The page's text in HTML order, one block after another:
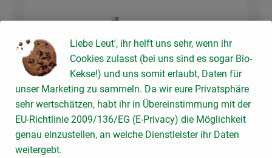
Sojasahne
Auswahl ändern
6,64 € /Liter
330ml
Artikelanzahl
Gesamtpreis: 2,19 €
Liebe Leut', ihr helft uns sehr, wenn ihr
Cookies zulasst (bei uns sind es sogar Bio-
Kekse!) und uns somit erlaubt, Daten für
unser Marketing zu sammeln. Da wir eure Privatsphäre
sehr wertschätzen, habt ihr in Übereinstimmung mit der
EU-Richtlinie 2009/136/EG (E-Privacy) die Möglichkeit
genau einzustellen, an welche Dienstleister ihr Daten
weitergebt.